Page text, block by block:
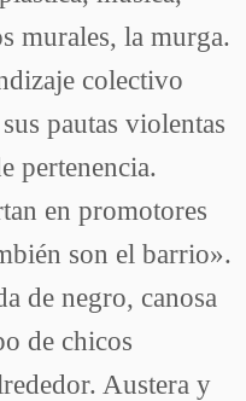
murales, la murga.
colectivo
pautas violentas
pertenencia.
en promotores
son el barrio».
de negro, canosa
de chicos
Austera y